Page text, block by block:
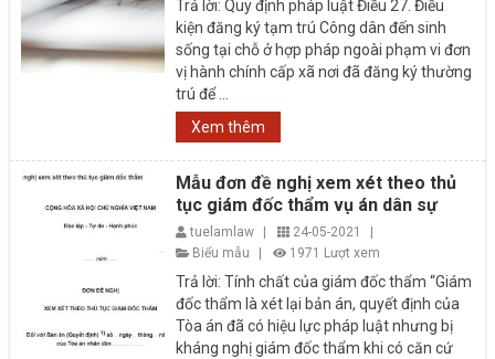
Trả lời: Quy định pháp luật Điều 27. Điều
kiện đăng ký tạm trú Công dân đến sinh
sống tại chỗ ở hợp pháp ngoài phạm vi đơn
vị hành chính cấp xã nơi đã đăng ký thường
trú để ...
Xem thêm
Mẫu đơn đề nghị xem xét theo thủ
tục giám đốc thẩm vụ án dân sự
tuelamlaw | 24-05-2021
|
Biểu mẫu
| 1971 Lượt xem
Trả lời: Tính chất của giám đốc thẩm “Giám
đốc thẩm là xét lại bản án, quyết định của
Tòa án đã có hiệu lực pháp luật nhưng bị
kháng nghị giám đốc thẩm khi có căn cứ